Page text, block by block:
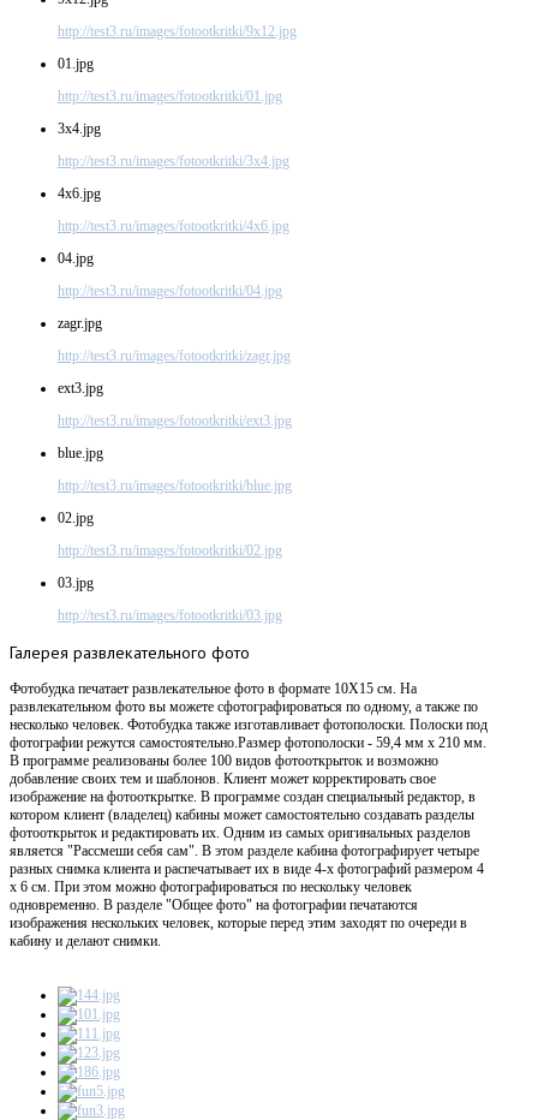
http://test3.ru/images/fotootkritki/9x12.jpg
01.jpg
http://test3.ru/images/fotootkritki/01.jpg
3x4.jpg
http://test3.ru/images/fotootkritki/3x4.jpg
4x6.jpg
http://test3.ru/images/fotootkritki/4x6.jpg
04.jpg
http://test3.ru/images/fotootkritki/04.jpg
zagr.jpg
http://test3.ru/images/fotootkritki/zagr.jpg
ext3.jpg
http://test3.ru/images/fotootkritki/ext3.jpg
blue.jpg
http://test3.ru/images/fotootkritki/blue.jpg
02.jpg
http://test3.ru/images/fotootkritki/02.jpg
03.jpg
http://test3.ru/images/fotootkritki/03.jpg
Галерея развлекательного фото
Фотобудка печатает развлекательное фото в формате 10X15 см. На
развлекательном фото вы можете сфотографироваться по одному, а также по
несколько человек. Фотобудка также изготавливает фотополоски. Полоски под
фотографии режутся самостоятельно.Размер фотополоски - 59,4 мм х 210 мм.
В программе реализованы более 100 видов фотооткрыток и возможно
добавление своих тем и шаблонов. Клиент может корректировать свое
изображение на фотооткрытке. В программе создан специальный редактор, в
котором клиент (владелец) кабины может самостоятельно создавать разделы
фотооткрыток и редактировать их. Одним из самых оригинальных разделов
является "Рассмеши себя сам". В этом разделе кабина фотографирует четыре
разных снимка клиента и распечатывает их в виде 4-х фотографий размером 4
х 6 см. При этом можно фотографироваться по нескольку человек
одновременно. В разделе "Общее фото" на фотографии печатаются
изображения нескольких человек, которые перед этим заходят по очереди в
кабину и делают снимки.